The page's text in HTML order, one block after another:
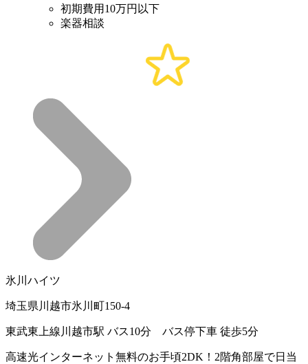
初期費用10万円以下
楽器相談
氷川ハイツ
埼玉県川越市氷川町150-4
東武東上線川越市駅 バス10分 バス停下車 徒歩5分
高速光インターネット無料のお手頃2DK！2階角部屋で日当